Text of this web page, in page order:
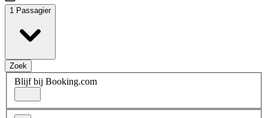
1 Passagier
Zoek
Blijf bij Booking.com